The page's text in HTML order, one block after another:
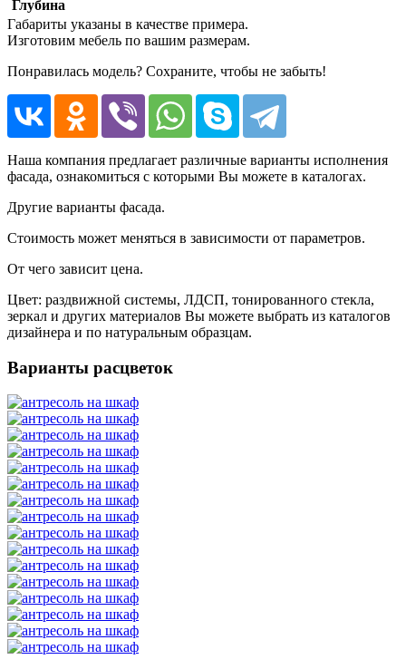
Глубина
Габариты указаны в качестве примера.
Изготовим мебель по вашим размерам.
Понравилась модель? Сохраните, чтобы не забыть!
Наша компания предлагает различные варианты исполнения
фасада, ознакомиться с которыми Вы можете в каталогах.
Другие варианты фасада.
Стоимость может меняться в зависимости от параметров.
От чего зависит цена.
Цвет: раздвижной системы, ЛДСП, тонированного стекла,
зеркал и других материалов Вы можете выбрать из каталогов
дизайнера и по натуральным образцам.
Варианты расцветок